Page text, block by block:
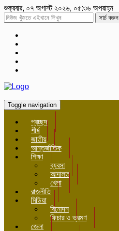
শুক্রবার, ০৭ অগাস্ট ২০২৬, ০৫:৩৬ অপরাহ্ন
সার্চ করুন
Toggle navigation
প্রচ্ছদ
শীর্ষ
জাতীয়
আন্তর্জাতিক
শিক্ষা
ব্যবসা
আদালত
খেলা
রাজনীতি
মিডিয়া
বিনোদন
ফিচার ও ভ্রমণ
জেলা